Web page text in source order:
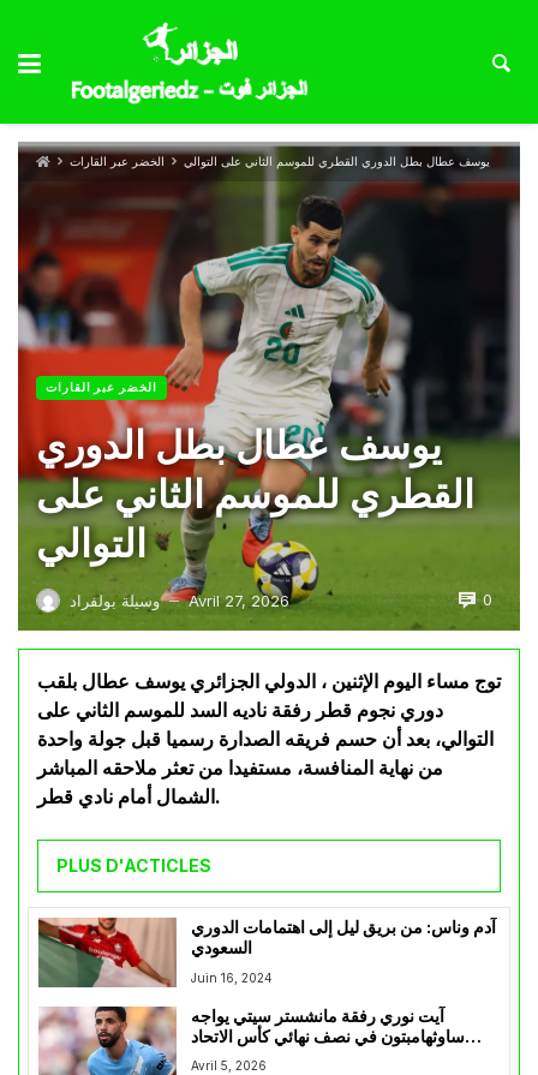
الخضر عبر القارات يوسف عطال بطل الدوري القطري للموسم الثاني على التوالي
الخضر عبر القارات
يوسف عطال بطل الدوري
القطري للموسم الثاني على
التوالي
وسيلة بولفراد — Avril 27, 2026 0
توج مساء اليوم الإثنين ، الدولي الجزائري يوسف عطال بلقب
دوري نجوم قطر رفقة ناديه السد للموسم الثاني على
التوالي، بعد أن حسم فريقه الصدارة رسميا قبل جولة واحدة
من نهاية المنافسة، مستفيدا من تعثر ملاحقه المباشر
الشمال أمام نادي قطر.
PLUS D'ACTICLES
آدم وناس: من بريق ليل إلى اهتمامات الدوري
السعودي
Juin 16, 2024
آيت نوري رفقة مانشستر سيتي يواجه
ساوثهامبتون في نصف نهائي كأس الاتحاد
الإنقليزي
Avril 5, 2026